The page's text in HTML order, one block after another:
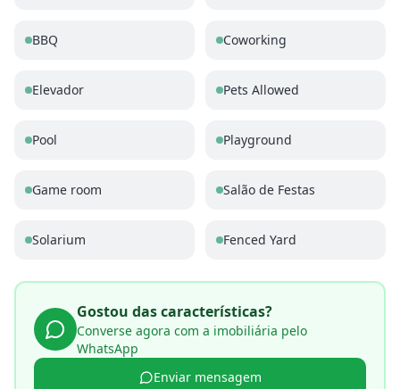
BBQ Coworking
Elevador Pets Allowed
Pool Playground
Game room Salão de Festas
Solarium Fenced Yard
Gostou das características?
Converse agora com a imobiliária pelo
WhatsApp
Enviar mensagem